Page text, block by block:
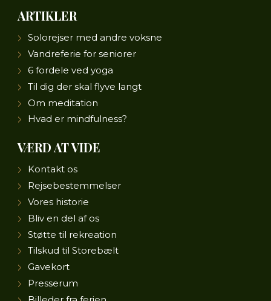
ARTIKLER
Solorejser med andre voksne
Vandreferie for seniorer
6 fordele ved yoga
Til dig der skal flyve langt
Om meditation
Hvad er mindfulness?
VÆRD AT VIDE
Kontakt os
Rejsebestemmelser
Vores historie
Bliv en del af os
Støtte til rekreation
Tilskud til Storebælt
Gavekort
Presserum